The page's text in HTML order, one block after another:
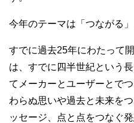
今年のテーマは「つながる」
すでに過去25年にわたって
は、すでに四半世紀という
てメーカーとユーザーとで
わらぬ思いや過去と未来を
ッセージ、点と点をつなぐ